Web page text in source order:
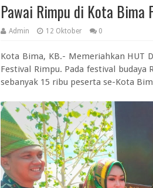
Pawai Rimpu di Kota Bima
Admin 12 Oktober 0
Kota Bima, KB.- Memeriahkan HUT
Festival Rimpu. Pada festival
sebanyak 15 ribu peserta se-Kota